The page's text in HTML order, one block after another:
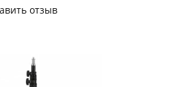
отзыв